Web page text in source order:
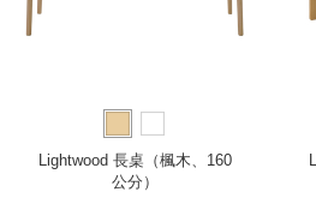
Lightwood 長桌（楓木、160
公分）